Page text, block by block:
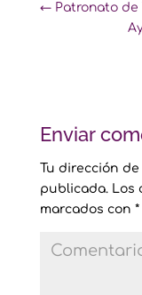
←Patronato de
Enviar
Tu dirección
publicada. Los
marcados con *